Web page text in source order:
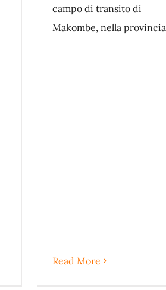
campo di transito di
Makombe, nella provincia
Read More